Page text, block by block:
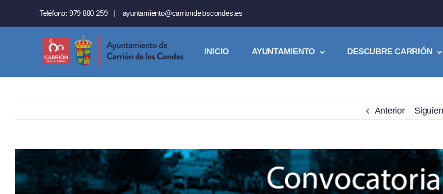
Teléfono: 979 880 259 | ayuntamiento@carriondeloscondes.es
INICIO AYUNTAMIENTO DESCUBRE CARRIÓN
Anterior
Ver
imagen
más